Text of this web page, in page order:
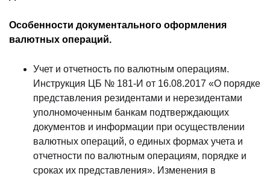
Особенности документального оформления
валютных операций.
Учет и отчетность по валютным операциям.
Инструкция ЦБ № 181-И от 16.08.2017 «О порядке
представления резидентами и нерезидентами
уполномоченным банкам подтверждающих
документов и информации при осуществлении
валютных операций, о единых формах учета и
отчетности по валютным операциям, порядке и
сроках их представления». Изменения в